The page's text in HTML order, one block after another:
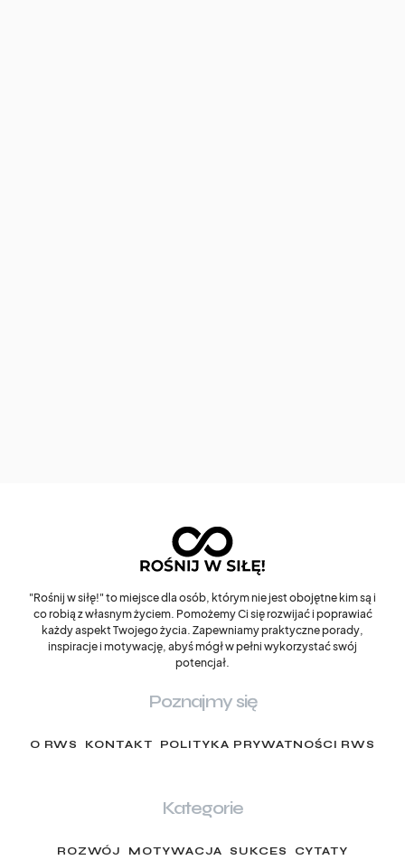
"Rośnij w siłę!" to miejsce dla osób, którym nie jest obojętne kim są i
co robią z własnym życiem. Pomożemy Ci się rozwijać i poprawiać
każdy aspekt Twojego życia. Zapewniamy praktyczne porady,
inspiracje i motywację, abyś mógł w pełni wykorzystać swój
potencjał.
Poznajmy się
O RWS KONTAKT POLITYKA PRYWATNOŚCI RWS
Kategorie
ROZWÓJ MOTYWACJA SUKCES CYTATY